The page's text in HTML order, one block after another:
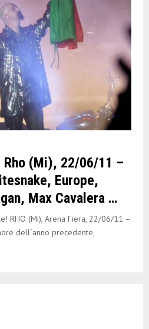
Rho (Mi), 22/06/11 –
Europe,
Max Cavalera …
RHO (Mi), Arena Fiera, 22/06/11 –
dell´anno precedente,